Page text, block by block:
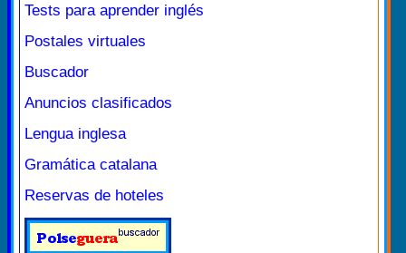
Tests para aprender inglés
Postales virtuales
Buscador
Anuncios clasificados
Lengua inglesa
Gramática catalana
Reservas de hoteles